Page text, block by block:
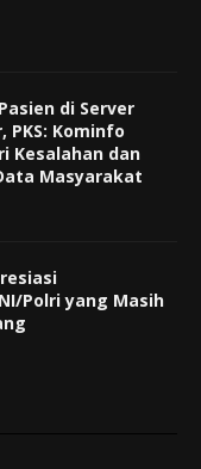
di Server
PKS: Kominfo
Kesalahan dan
Masyarakat
Polri yang Masih